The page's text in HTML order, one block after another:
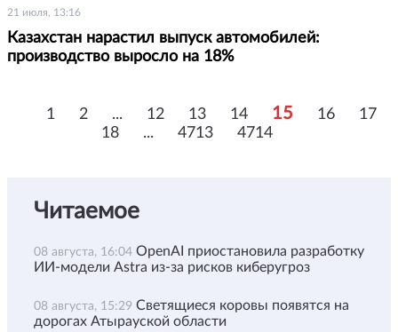
21 июля, 13:16
Казахстан нарастил выпуск автомобилей:
производство выросло на 18%
1 2 ... 12 13 14 15 16
17
18
... 4713 4714
Читаемое
08 августа, 16:04 OpenAI приостановила разработку
ИИ-модели Astra из-за рисков киберугроз
08 августа, 15:29 Светящиеся коровы появятся на
дорогах Атырауской области